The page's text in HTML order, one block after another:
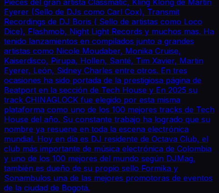
Eyerer (Sello de DJs como Carl Cox), Transmit
Recordings de DJ Boris ( Sello de artistas como Loco
Dice), Flashmob, Night Light Records y muchos mas. Ha
tenido lanzamientos en compilados junto a grandes
artistas como Nicole Moudaber, Monika Cruise,
Kaiserdisco, Pirupa, Hollen, Santé, Tim Xavier, Martin
Eyerer, León, Sidney Charles entre otros. En tres
ocasiones ha sido portada de la prestigiosa página de
Beatport en la sección de Tech House y En 2025 su
track CHINAGLOCK fue elegido por esta misma
plataforma como uno de los 100 mejores tracks de Tech
House del año. Su constante trabajo ha logrado que su
nombre ya resuene en toda la escena electrónica
mundial. Hoy en día es DJ residente de Octava Club, el
club más importante de música electrónica de Colombia
y uno de los 100 mejores del mundo según DJMag,
también es dueño de su propio sello Formika y
Sonambulos una de las mejores promotoras de eventos
de la ciudad de Bogotá.